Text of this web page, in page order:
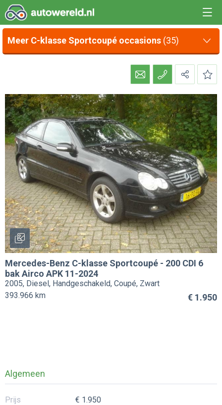
Meer C-klasse Sportcoupé occasions (35)
Mercedes-Benz C-klasse Sportcoupé - 200 CDI 6
bak Airco APK 11-2024
2005, Diesel, Handgeschakeld, Coupé, Zwart
€ 1.950
393.966 km
Algemeen
Prijs
€ 1.950